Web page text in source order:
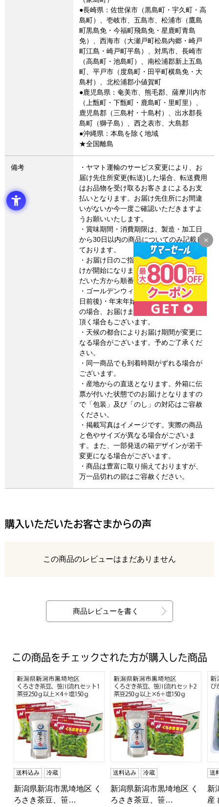
●長崎県：佐世保市（黒島町・宇久町・高
島町）、壱岐市、五島市、松浦市（鷹島
町黒島免・今福町飛島免・星鹿町青島
免）、西海市（大瀬戸町松島内郷・崎戸
町江島・崎戸町平島）、対馬市、長崎市
（高島町・池島町）、南松浦郡新上五島
町、平戸市（度島町・田平町横島免・大
島村）、北松浦郡小値賀町
●鹿児島県：奄美市、熊毛郡、薩摩川内市
（上甑町・下甑町・鹿島町・里町里）、
鹿児島郡（三島村・十島村）、出水郡長
島町（獅子島）、西之表市、大島郡
●沖縄県：本島を除く地域
★全国離島
備考
・ヤマト運輸のサービス変更により、お
届け先住所変更(転送)した場合、転送費用
はお品物を受け取るお客さまによるお支
払いとなります。お届け先住所にお間違
いがないか今一度ご確認いただきますよ
うお願いいたします。
・賞味期間・消費期限は、製造・加工日
から30日以内の商品についてのみ記載し
ております。
・お届け日のご指定はできません。お届
けが開始になりましたら、ご注文をいた
だいた方から順番に配送いたします。
・ゴールデンウィーク・お盆期間(8月15
日前後)・年末年始など連休に係るご注文
の場合、お届けまでに通常よりお時間を
頂く場合もございます。
・天候の都合によりお届け期間が変更に
なる場合がございます。予めご了承くだ
さい。
・同一商品でも到着時期がずれる場合が
ございます。
・産地からの直送となります。外箱に伝
票が付いた状態でのお届けとなりますの
で「包装」及び「のし」の対応はご容赦
ください。
・掲載写真はイメージです。実際の商品
と色やサイズが異なる場合がございま
す。また、一部発送の箱デザインが若干
変更になる場合がございます。
・商品は豊富に取り揃えておりますが、
万一品切れの節はご容赦ください。
購入いただいたお客さまからの声
レビュー
この商品のレビューはまだありません
商品レビューを書く
この商品をチェックされた方が購入した商品
新潟県新潟市黒埼地区 くろさき茶豆、笹川流れセット1
送料込み 冷蔵
新潟県新潟市黒埼地区 く
ろさき茶豆、笹…
新潟県新潟市黒埼地区 くろ
送料込み 冷蔵
新潟県新潟市黒埼地区 く
ろさき茶豆、笹…
送
新
産